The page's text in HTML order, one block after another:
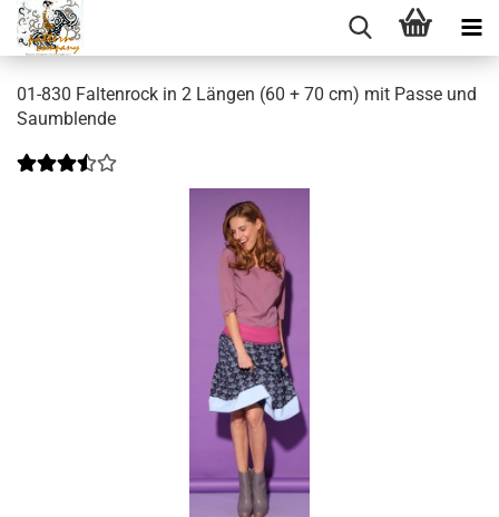
01-830 Faltenrock in 2 Längen (60 + 70 cm) mit Passe und
Saumblende